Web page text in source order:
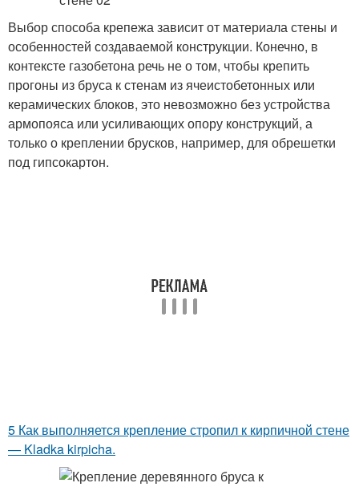
Выбор способа крепежа зависит от материала стены и
особенностей создаваемой конструкции. Конечно, в
контексте газобетона речь не о том, чтобы крепить
прогоны из бруса к стенам из ячеистобетонных или
керамических блоков, это невозможно без устройства
армопояса или усиливающих опору конструкций, а
только о креплении брусков, например, для обрешетки
под гипсокартон.
5 Как выполняется крепление стропил к кирпичной стене
— Kladka kirpicha.